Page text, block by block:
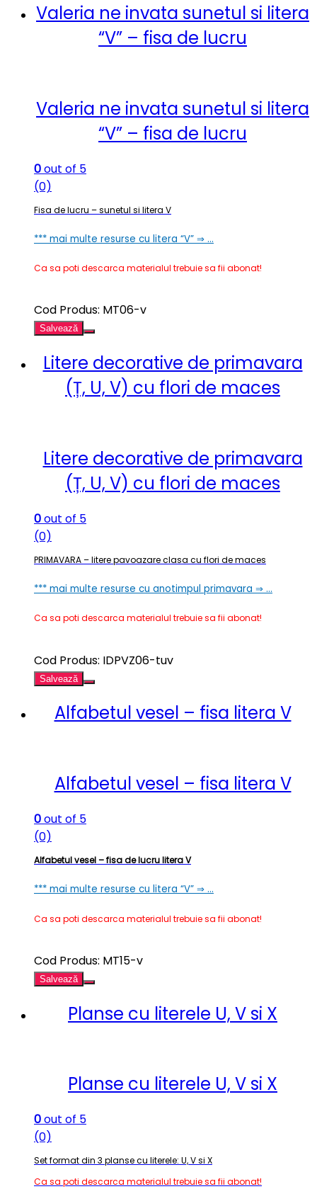
Valeria ne invata sunetul si litera
“V” – fisa de lucru
Valeria ne invata sunetul si litera
“V” – fisa de lucru
0out of 5
(0)
Fisa de lucru – sunetul si litera V
*** mai multe resurse cu litera “V” ⇒ …
Ca sa poti descarca materialul trebuie sa fii abonat!
Cod Produs: MT06-v
Salvează
Litere decorative de primavara
(Ț, U, V) cu flori de maces
Litere decorative de primavara
(Ț, U, V) cu flori de maces
0out of 5
(0)
PRIMAVARA – litere pavoazare clasa cu flori de maces
*** mai multe resurse cu anotimpul primavara ⇒ …
Ca sa poti descarca materialul trebuie sa fii abonat!
Cod Produs: IDPVZ06-tuv
Salvează
Alfabetul vesel – fisa litera V
Alfabetul vesel – fisa litera V
0out of 5
(0)
Alfabetul vesel – fisa de lucru litera V
*** mai multe resurse cu litera “V” ⇒ …
Ca sa poti descarca materialul trebuie sa fii abonat!
Cod Produs: MT15-v
Salvează
Planse cu literele U, V si X
Planse cu literele U, V si X
0out of 5
(0)
Set format din 3 planse cu literele: U, V si X
Ca sa poti descarca materialul trebuie sa fii abonat!